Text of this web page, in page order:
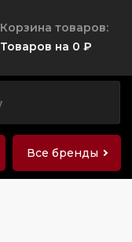
Корзина товаров:
Товаров на 0 ₽
Все бренды